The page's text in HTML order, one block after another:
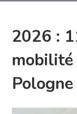
2026 :
Pologne